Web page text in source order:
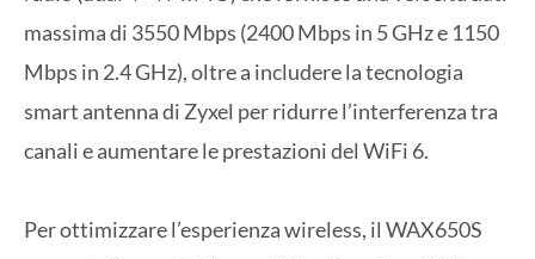
massima di 3550 Mbps (2400 Mbps in 5 GHz e 1150
Mbps in 2.4 GHz), oltre a includere la tecnologia
smart antenna di Zyxel per ridurre l’interferenza tra
canali e aumentare le prestazioni del WiFi 6.
Per ottimizzare l’esperienza wireless, il WAX650S